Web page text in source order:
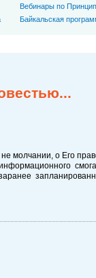
молчании, о Его
Вебинары по
Байкальская